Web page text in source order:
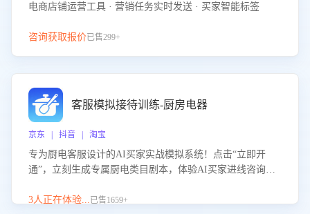
电商店铺运营工具 · 营销任务实时发送 · 买家智能标签
咨询获取报价已售299+
客服模拟接待训练-厨房电器
京东 | 抖音 | 淘宝
专为厨电客服设计的AI买家实战模拟系统！点击“立即开
通”，立刻生成专属厨电类目剧本，体验AI买家进线咨询真
实场景应对技巧！
3人正在体验...已售1659+